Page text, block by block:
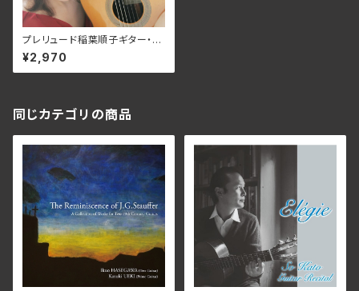
プレリュード稲葉順子ギター・リ
サイタル / 稲葉順子
¥2,970
同じカテゴリの商品